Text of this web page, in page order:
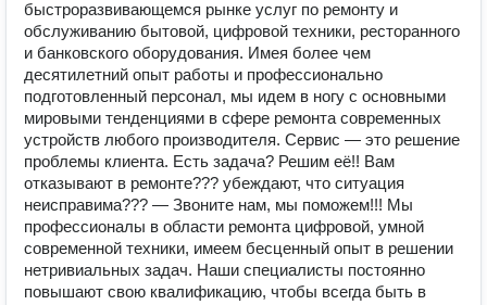
быстроразвивающемся рынке услуг по ремонту и
обслуживанию бытовой, цифровой техники, ресторанного
и банковского оборудования. Имея более чем
десятилетний опыт работы и профессионально
подготовленный персонал, мы идем в ногу с основными
мировыми тенденциями в сфере ремонта современных
устройств любого производителя. Сервис — это решение
проблемы клиента. Есть задача? Решим её!! Вам
отказывают в ремонте??? убеждают, что ситуация
неисправима??? — Звоните нам, мы поможем!!! Мы
профессионалы в области ремонта цифровой, умной
современной техники, имеем бесценный опыт в решении
нетривиальных задач. Наши специалисты постоянно
повышают свою квалификацию, чтобы всегда быть в